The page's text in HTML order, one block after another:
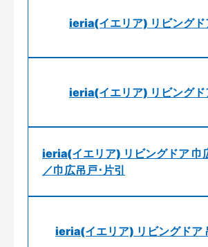
ieria(イエリア) リビングド
ieria(イエリア) リビングド
ieria(イエリア) リビングドア 巾
／巾広吊戸･片引
ieria(イエリア) リビングドア